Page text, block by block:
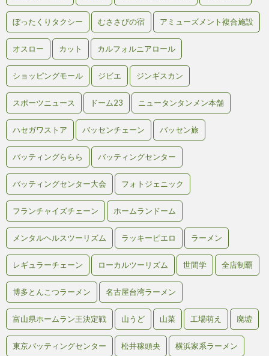
ぼったくりタクシー むささびの宿 アミューズメント複合施設
オスロー カット カルフォルニアロール
ショッピングモール ジビエ ジンギスカン
スポーツニュース ドーム23 ニュータンタンメン本舗
ハセガワストア バッセンチェーン バッセン旅
バッティングららら バッティングセンター
バッティングセンター大会 フォトジェニック
フランチャイズチェーン ホームランドーム
メンタルヘルスツーリズム ラッキーピエロ ラーメン
レギュラーチェーン ローカルツーリズム 世間学 全店制覇
博多とんこつラーメン 名古屋台湾ラーメン
富山県ホームラン王決定戦 山うど 山菜 工場萌え 廃墟
東京バッティングセンター 松井稼頭央 横浜家系ラーメン